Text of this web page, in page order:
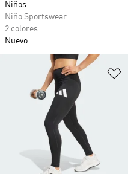
Niños
Niño Sportswear
2 colores
Nuevo